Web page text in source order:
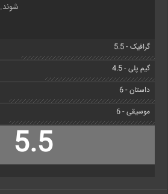
شوند.
گرافیک - 5.5
گیم پلی - 4.5
داستان - 6
موسیقی - 6
5.5